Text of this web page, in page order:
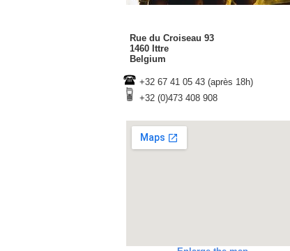
Rue du Croiseau 93
1460 Ittre
Belgium
+32 67 41 05 43 (après 18h)
+32 (0)473 408 908